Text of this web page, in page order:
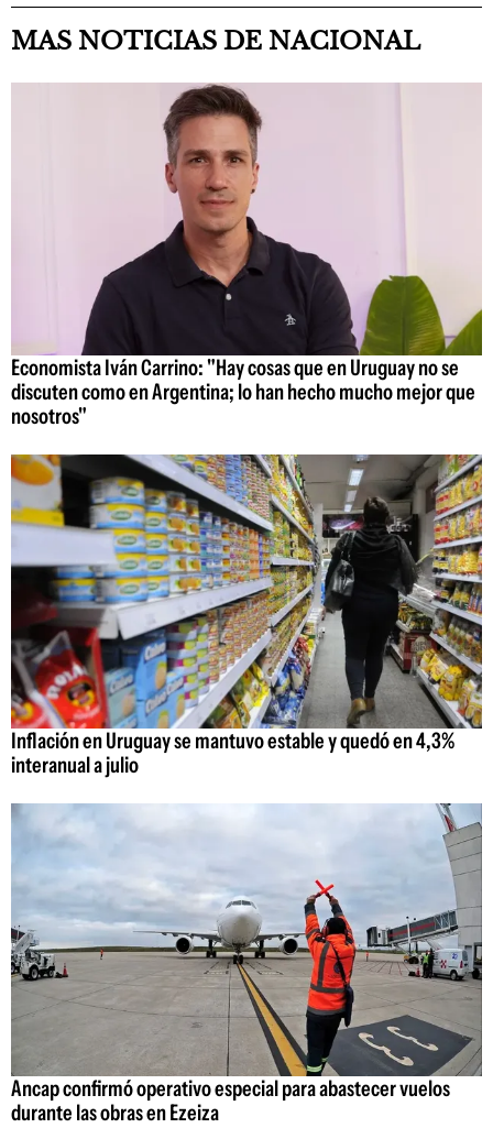
MAS NOTICIAS DE NACIONAL
Economista Iván Carrino: "Hay cosas que en Uruguay no se
discuten como en Argentina; lo han hecho mucho mejor que
nosotros"
Inflación en Uruguay se mantuvo estable y quedó en 4,3%
interanual a julio
Ancap confirmó operativo especial para abastecer vuelos
durante las obras en Ezeiza